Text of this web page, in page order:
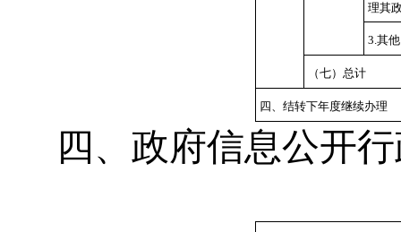
理其
3.其他
（七）总计
四、结转下年度继续办理
四、政府信息公开